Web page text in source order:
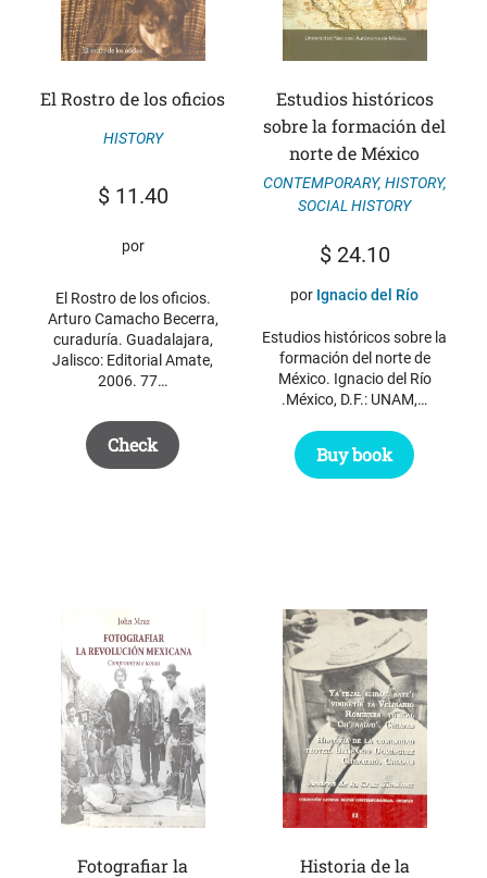
El Rostro de los oficios
HISTORY
$11.40
por
El Rostro de los oficios.
Arturo Camacho Becerra,
curaduría. Guadalajara,
Jalisco: Editorial Amate,
2006. 77…
Check
Estudios históricos
sobre la formación del
norte de México
CONTEMPORARY, HISTORY,
SOCIAL HISTORY
$24.10
por Ignacio del Río
Estudios históricos sobre la
formación del norte de
México. Ignacio del Río
.México, D.F.: UNAM,…
Buy book
Fotografiar la
Historia de la